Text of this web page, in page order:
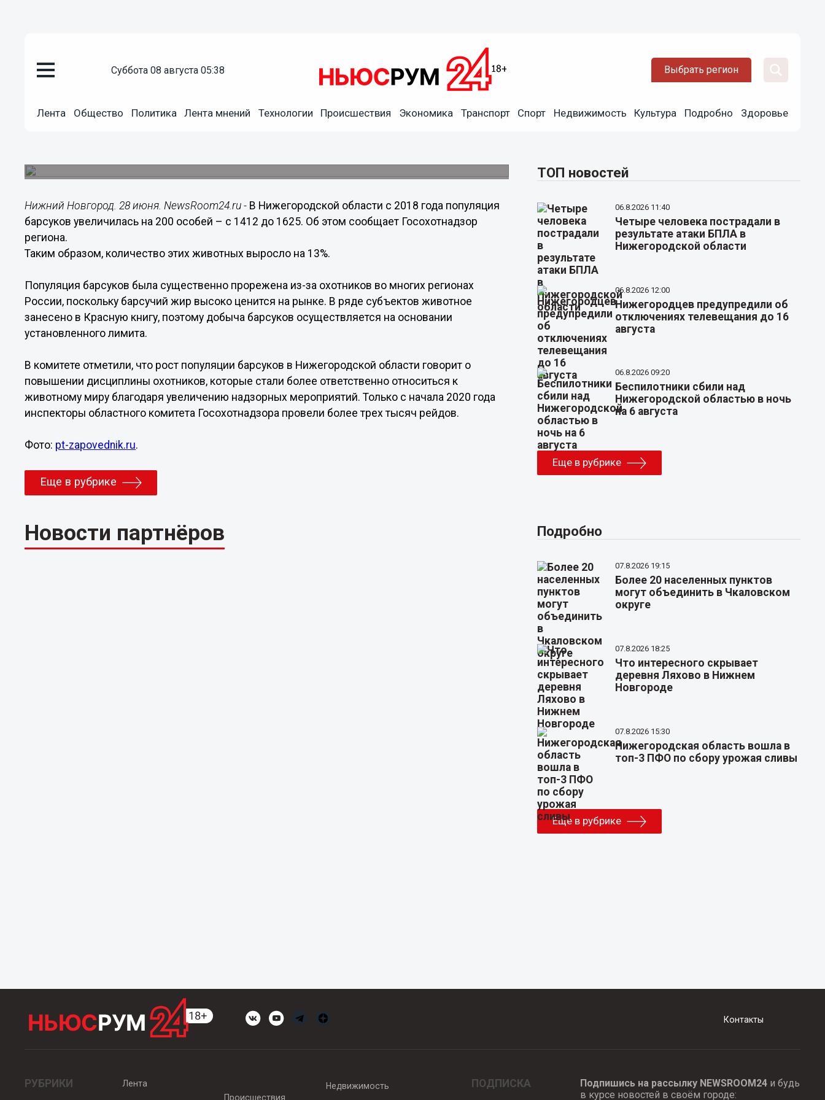
суббота 08 августа 05:38 Выбрать регион
Лента Общество Политика Лента мнений Технологии Происшествия Экономика Транспорт Спорт Недвижимость Культура Подробно Здоровье
Популяция барсуков в Нижегородской области увеличилась
Нижний Новгород. 28 июня. NewsRoom24.ru - В Нижегородской области с 2018 года популяция
барсуков увеличилась на 200 особей – с 1412 до 1625. Об этом сообщает Госохотнадзор
региона.
Таким образом, количество этих животных выросло на 13%.
Популяция барсуков была существенно прорежена из-за охотников во многих регионах
России, поскольку барсучий жир высоко ценится на рынке. В ряде субъектов животное
занесено в Красную книгу, поэтому добыча барсуков осуществляется на основании
установленного лимита.
В комитете отметили, что рост популяции барсуков в Нижегородской области говорит о
повышении дисциплины охотников, которые стали более ответственно относиться к
животному миру благодаря увеличению надзорных мероприятий. Только с начала 2020 года
инспекторы областного комитета Госохотнадзора провели более трех тысяч рейдов.
Фото: pt-zapovednik.ru.
Еще в рубрике
Новости партнёров
ТОП новостей
06.8.2026 11:40
Четыре человека пострадали в
результате атаки БПЛА в
Нижегородской области
06.8.2026 12:00
Нижегородцев предупредили об
отключениях телевещания до 16
августа
06.8.2026 09:20
Беспилотники сбили над
Нижегородской областью в ночь
на 6 августа
Еще в рубрике
Подробно
07.8.2026 19:15
Более 20 населенных пунктов
могут объединить в Чкаловском
округе
07.8.2026 18:25
Что интересного скрывает
деревня Ляхово в Нижнем
Новгороде
07.8.2026 15:30
Нижегородская область вошла в
топ-3 ПФО по сбору урожая сливы
Еще в рубрике
Контакты
РУБРИКИ
Лента
Происшествия
Недвижимость ПОДПИСКА Подпишись на рассылку NEWSROOM24и будь
в курсе новостей в своём городе: